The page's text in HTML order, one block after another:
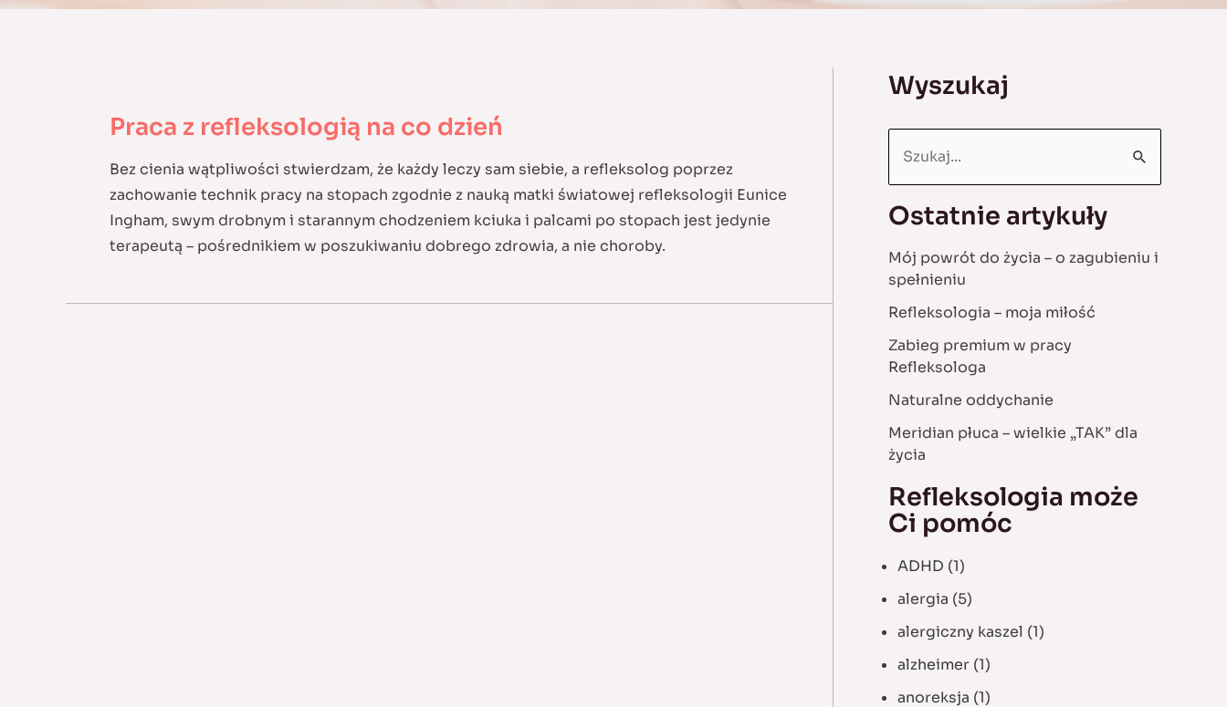
Praca z refleksologią na co dzień
Bez cienia wątpliwości stwierdzam, że każdy leczy sam siebie, a refleksolog poprzez
zachowanie technik pracy na stopach zgodnie z nauką matki światowej refleksologii Eunice
Ingham, swym drobnym i starannym chodzeniem kciuka i palcami po stopach jest jedynie
terapeutą – pośrednikiem w poszukiwaniu dobrego zdrowia, a nie choroby.
Wyszukaj
r
c
h
f
o
r
:
Ostatnie artykuły
Mój powrót do życia – o zagubieniu i
spełnieniu
Refleksologia – moja miłość
Zabieg premium w pracy
Refleksologa
Naturalne oddychanie
Meridian płuca – wielkie „TAK” dla
życia
Refleksologia może
Ci pomóc
ADHD (1)
alergia (5)
alergiczny kaszel (1)
alzheimer (1)
anoreksja (1)